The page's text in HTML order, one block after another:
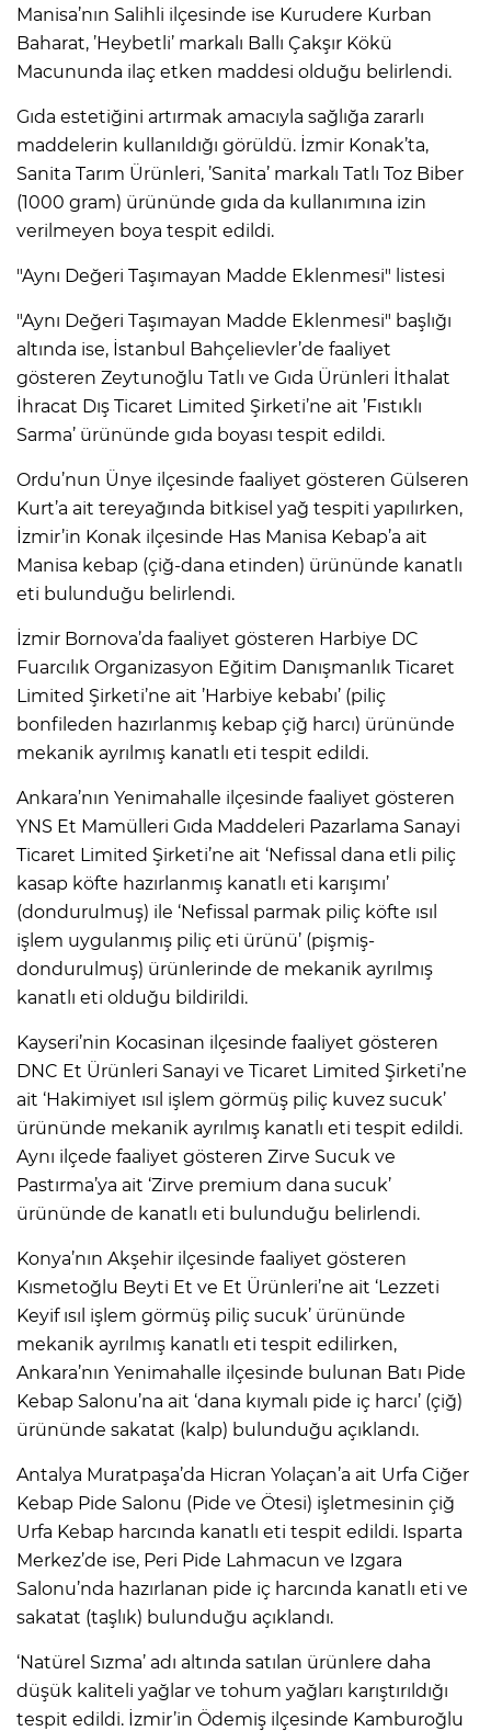
Manisa’nın Salihli ilçesinde ise Kurudere Kurban
Baharat, ’Heybetli’ markalı Ballı Çakşır Kökü
Macununda ilaç etken maddesi olduğu belirlendi.
Gıda estetiğini artırmak amacıyla sağlığa zararlı
maddelerin kullanıldığı görüldü. İzmir Konak’ta,
Sanita Tarım Ürünleri, ’Sanita’ markalı Tatlı Toz Biber
(1000 gram) ürününde gıda da kullanımına izin
verilmeyen boya tespit edildi.
"Aynı Değeri Taşımayan Madde Eklenmesi" listesi
"Aynı Değeri Taşımayan Madde Eklenmesi" başlığı
altında ise, İstanbul Bahçelievler’de faaliyet
gösteren Zeytunoğlu Tatlı ve Gıda Ürünleri İthalat
İhracat Dış Ticaret Limited Şirketi’ne ait ’Fıstıklı
Sarma’ ürününde gıda boyası tespit edildi.
Ordu’nun Ünye ilçesinde faaliyet gösteren Gülseren
Kurt’a ait tereyağında bitkisel yağ tespiti yapılırken,
İzmir’in Konak ilçesinde Has Manisa Kebap’a ait
Manisa kebap (çiğ-dana etinden) ürününde kanatlı
eti bulunduğu belirlendi.
İzmir Bornova’da faaliyet gösteren Harbiye DC
Fuarcılık Organizasyon Eğitim Danışmanlık Ticaret
Limited Şirketi’ne ait ’Harbiye kebabı’ (piliç
bonfileden hazırlanmış kebap çiğ harcı) ürününde
mekanik ayrılmış kanatlı eti tespit edildi.
Ankara’nın Yenimahalle ilçesinde faaliyet gösteren
YNS Et Mamülleri Gıda Maddeleri Pazarlama Sanayi
Ticaret Limited Şirketi’ne ait ‘Nefissal dana etli piliç
kasap köfte hazırlanmış kanatlı eti karışımı’
(dondurulmuş) ile ‘Nefissal parmak piliç köfte ısıl
işlem uygulanmış piliç eti ürünü’ (pişmiş-
dondurulmuş) ürünlerinde de mekanik ayrılmış
kanatlı eti olduğu bildirildi.
Kayseri’nin Kocasinan ilçesinde faaliyet gösteren
DNC Et Ürünleri Sanayi ve Ticaret Limited Şirketi’ne
ait ‘Hakimiyet ısıl işlem görmüş piliç kuvez sucuk’
ürününde mekanik ayrılmış kanatlı eti tespit edildi.
Aynı ilçede faaliyet gösteren Zirve Sucuk ve
Pastırma’ya ait ‘Zirve premium dana sucuk’
ürününde de kanatlı eti bulunduğu belirlendi.
Konya’nın Akşehir ilçesinde faaliyet gösteren
Kısmetoğlu Beyti Et ve Et Ürünleri’ne ait ‘Lezzeti
Keyif ısıl işlem görmüş piliç sucuk’ ürününde
mekanik ayrılmış kanatlı eti tespit edilirken,
Ankara’nın Yenimahalle ilçesinde bulunan Batı Pide
Kebap Salonu’na ait ‘dana kıymalı pide iç harcı’ (çiğ)
ürününde sakatat (kalp) bulunduğu açıklandı.
Antalya Muratpaşa’da Hicran Yolaçan’a ait Urfa Ciğer
Kebap Pide Salonu (Pide ve Ötesi) işletmesinin çiğ
Urfa Kebap harcında kanatlı eti tespit edildi. Isparta
Merkez’de ise, Peri Pide Lahmacun ve Izgara
Salonu’nda hazırlanan pide iç harcında kanatlı eti ve
sakatat (taşlık) bulunduğu açıklandı.
‘Natürel Sızma’ adı altında satılan ürünlere daha
düşük kaliteli yağlar ve tohum yağları karıştırıldığı
tespit edildi. İzmir’in Ödemiş ilçesinde Kamburoğlu